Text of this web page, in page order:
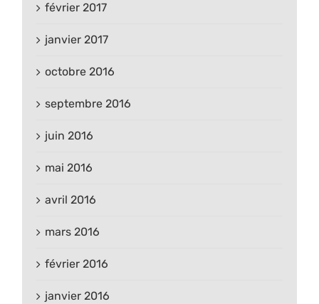
février 2017
janvier 2017
octobre 2016
septembre 2016
juin 2016
mai 2016
avril 2016
mars 2016
février 2016
janvier 2016